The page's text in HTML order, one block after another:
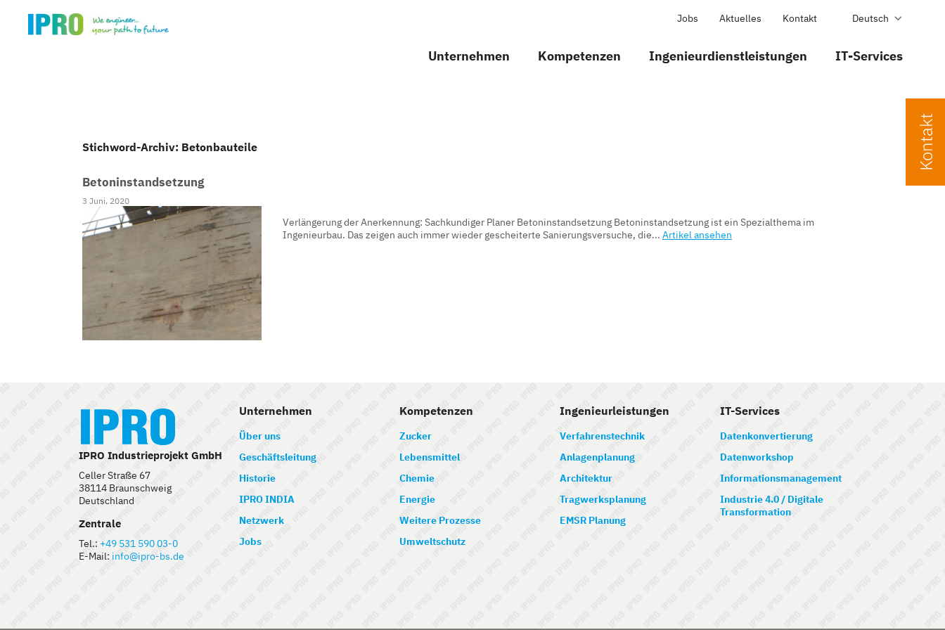
Jobs Aktuelles Kontakt Deutsch
Unternehmen Kompetenzen Ingenieurdienstleistungen IT-Services
Stichword-Archiv: Betonbauteile
Betoninstandsetzung
3 Juni, 2020
Verlängerung der Anerkennung: Sachkundiger Planer Betoninstandsetzung Betoninstandsetzung ist ein Spezialthema im
Ingenieurbau. Das zeigen auch immer wieder gescheiterte Sanierungsversuche, die... Artikel ansehen
IPRO Industrieprojekt GmbH
Celler Straße 67
38114 Braunschweig
Deutschland
Zentrale
Tel.: +49 531 590 03-0
E-Mail: info@ipro-bs.de
Unternehmen
Über uns
Geschäftsleitung
Historie
IPRO INDIA
Netzwerk
Jobs
Kompetenzen
Zucker
Lebensmittel
Chemie
Energie
Weitere Prozesse
Umweltschutz
Ingenieurleistungen
Verfahrenstechnik
Anlagenplanung
Architektur
Tragwerksplanung
EMSR Planung
IT-Services
Datenkonvertierung
Datenworkshop
Informationsmanagement
Industrie 4.0 / Digitale
Transformation